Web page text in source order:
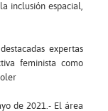
inclusión espacial,
expertas
feminista como
de 2021.- El área